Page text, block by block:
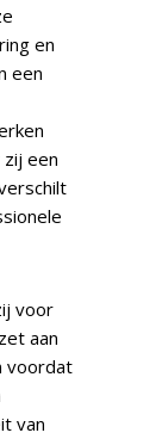
en
een
een
voor
aan
voordat
van